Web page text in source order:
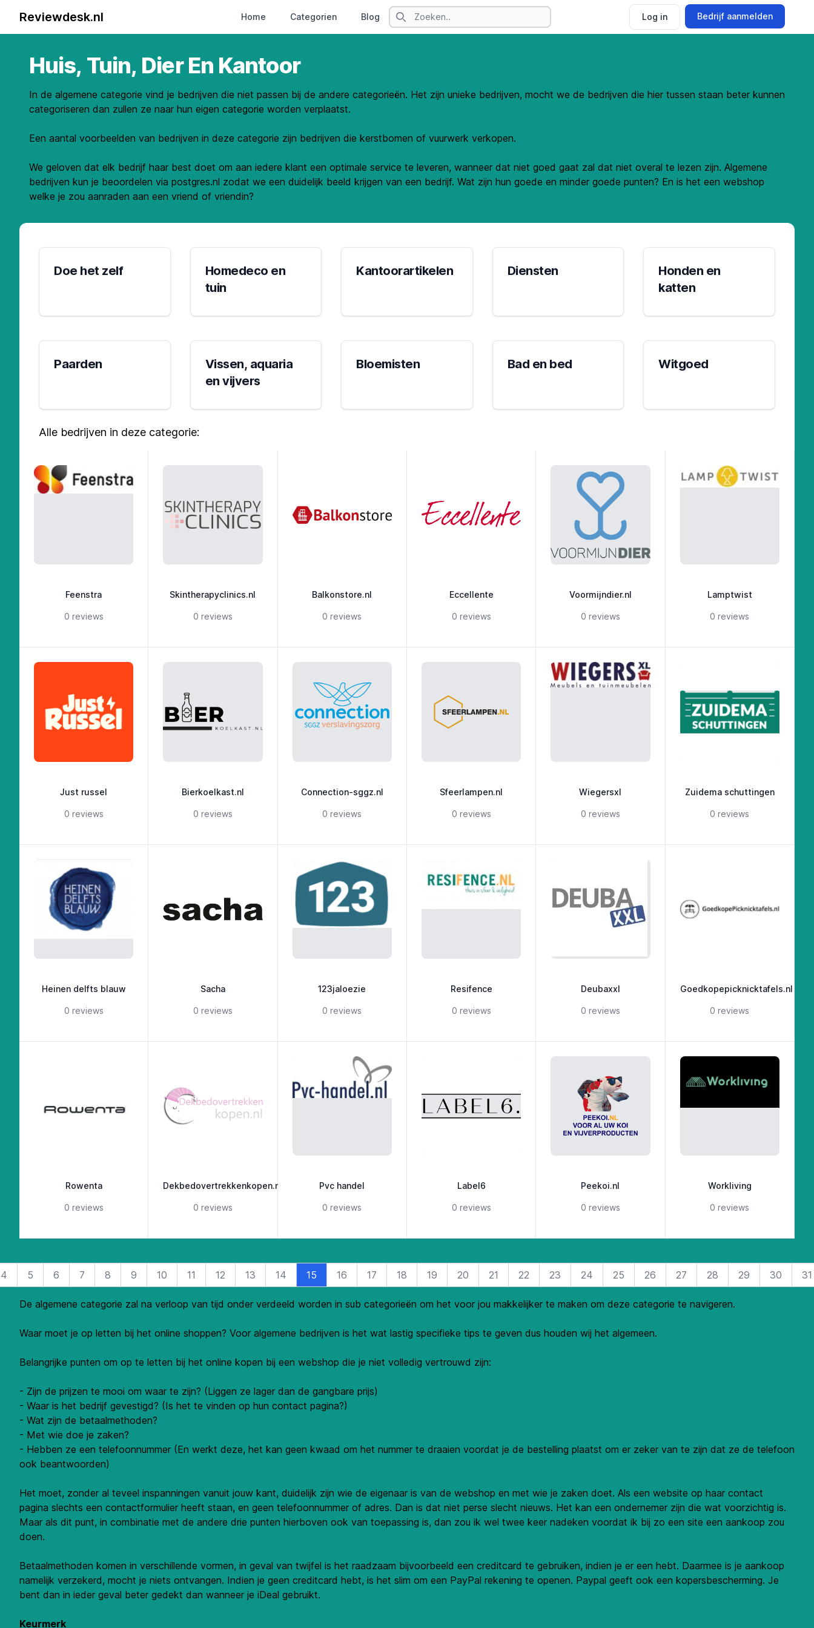
Reviewdesk.nl Home Categorien Blog Contact
Search
Log in Bedrijf aanmelden
Huis, Tuin, Dier En Kantoor
In de algemene categorie vind je bedrijven die niet passen bij de andere categorieën. Het zijn unieke bedrijven, mocht we de bedrijven die hier tussen staan beter kunnen
categoriseren dan zullen ze naar hun eigen categorie worden verplaatst.
Een aantal voorbeelden van bedrijven in deze categorie zijn bedrijven die kerstbomen of vuurwerk verkopen.
We geloven dat elk bedrijf haar best doet om aan iedere klant een optimale service te leveren, wanneer dat niet goed gaat zal dat niet overal te lezen zijn. Algemene
bedrijven kun je beoordelen via postgres.nl zodat we een duidelijk beeld krijgen van een bedrijf. Wat zijn hun goede en minder goede punten? En is het een webshop
welke je zou aanraden aan een vriend of vriendin?
Doe het zelf
Homedeco en
tuin
Kantoorartikelen Diensten
Honden en
katten
Paarden
Vissen, aquaria
en vijvers
Bloemisten Bad en bed Witgoed
Alle bedrijven in deze categorie:
Feenstra
5 out of 5 stars
0 reviews
Skintherapyclinics.nl
5 out of 5 stars
0 reviews
Balkonstore.nl
5 out of 5 stars
0 reviews
Eccellente
5 out of 5 stars
0 reviews
Voormijndier.nl
5 out of 5 stars
0 reviews
Lamptwist
5 out of 5 stars
0 reviews
Just russel
5 out of 5 stars
0 reviews
Bierkoelkast.nl
5 out of 5 stars
0 reviews
Connection-sggz.nl
5 out of 5 stars
0 reviews
Sfeerlampen.nl
5 out of 5 stars
0 reviews
Wiegersxl
5 out of 5 stars
0 reviews
Zuidema schuttingen
5 out of 5 stars
0 reviews
Heinen delfts blauw
5 out of 5 stars
0 reviews
Sacha
5 out of 5 stars
0 reviews
123jaloezie
5 out of 5 stars
0 reviews
Resifence
5 out of 5 stars
0 reviews
Deubaxxl
5 out of 5 stars
0 reviews
Goedkopepicknicktafels.nl
5 out of 5 stars
0 reviews
Rowenta
5 out of 5 stars
0 reviews
Dekbedovertrekkenkopen.nl
5 out of 5 stars
0 reviews
Pvc handel
5 out of 5 stars
0 reviews
Label6
5 out of 5 stars
0 reviews
Peekoi.nl
5 out of 5 stars
0 reviews
Workliving
5 out of 5 stars
0 reviews
4 5 6 7 8 9 10 11 12 13 14 15 16 17 18 19 20 21 22 23 24 25 26 27 28 29 30 31
De algemene categorie zal na verloop van tijd onder verdeeld worden in sub categorieën om het voor jou makkelijker te maken om deze categorie te navigeren.
Waar moet je op letten bij het online shoppen? Voor algemene bedrijven is het wat lastig specifieke tips te geven dus houden wij het algemeen.
Belangrijke punten om op te letten bij het online kopen bij een webshop die je niet volledig vertrouwd zijn:
- Zijn de prijzen te mooi om waar te zijn? (Liggen ze lager dan de gangbare prijs)
- Waar is het bedrijf gevestigd? (Is het te vinden op hun contact pagina?)
- Wat zijn de betaalmethoden?
- Met wie doe je zaken?
- Hebben ze een telefoonnummer (En werkt deze, het kan geen kwaad om het nummer te draaien voordat je de bestelling plaatst om er zeker van te zijn dat ze de telefoon
ook beantwoorden)
Het moet, zonder al teveel inspanningen vanuit jouw kant, duidelijk zijn wie de eigenaar is van de webshop en met wie je zaken doet. Als een website op haar contact
pagina slechts een contactformulier heeft staan, en geen telefoonnummer of adres. Dan is dat niet perse slecht nieuws. Het kan een ondernemer zijn die wat voorzichtig is.
Maar als dit punt, in combinatie met de andere drie punten hierboven ook van toepassing is, dan zou ik wel twee keer nadeken voordat ik bij zo een site een aankoop zou
doen.
Betaalmethoden komen in verschillende vormen, in geval van twijfel is het raadzaam bijvoorbeeld een creditcard te gebruiken, indien je er een hebt. Daarmee is je aankoop
namelijk verzekerd, mocht je niets ontvangen. Indien je geen creditcard hebt, is het slim om een PayPal rekening te openen. Paypal geeft ook een kopersbescherming. Je
bent dan in ieder geval beter gedekt dan wanneer je iDeal gebruikt.
Keurmerk